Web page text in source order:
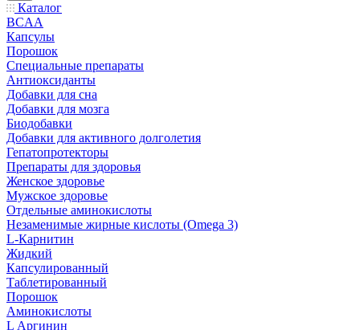
Каталог
BCAA
Капсулы
Порошок
Cпециальные препараты
Антиоксиданты
Добавки для сна
Добавки для мозга
Биодобавки
Добавки для активного долголетия
Гепатопротекторы
Препараты для здоровья
Женское здоровье
Мужское здоровье
Отдельные аминокислоты
Незаменимые жирные кислоты (Omega 3)
L-Карнитин
Жидкий
Капсулированный
Таблетированный
Порошок
Аминокислоты
L Аргинин